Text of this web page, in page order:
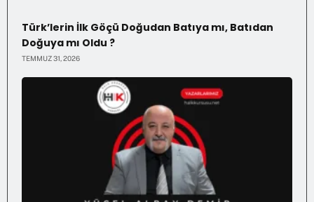
Türk’lerin İlk Göçü Doğudan Batıya mı, Batıdan
Doğuya mı Oldu ?
TEMMUZ 31, 2026